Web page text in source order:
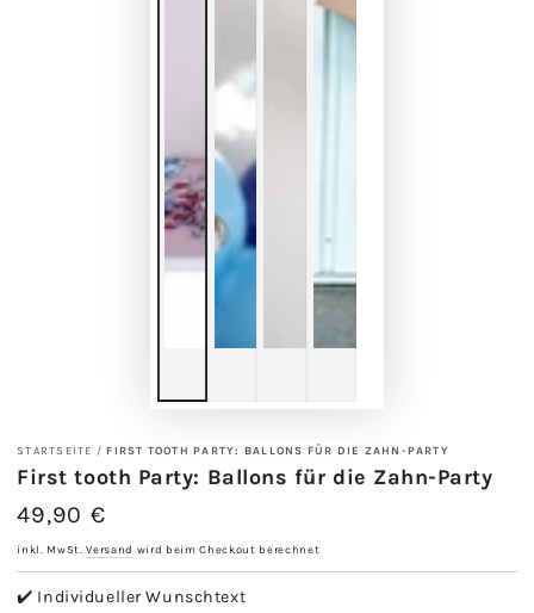
STARTSEITE / FIRST TOOTH PARTY: BALLONS FÜR DIE ZAHN-PARTY
First tooth Party: Ballons für die Zahn-Party
Regulärer
49,90 €
inkl. MwSt.Versand wird beim Checkout berechnet
✔️ Individueller Wunschtext